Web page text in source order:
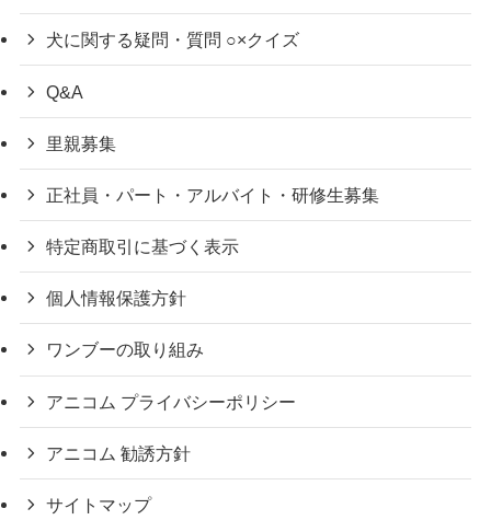
犬に関する疑問・質問 ○×クイズ
Q&A
里親募集
正社員・パート・アルバイト・研修生募集
特定商取引に基づく表示
個人情報保護方針
ワンブーの取り組み
アニコム プライバシーポリシー
アニコム 勧誘方針
サイトマップ